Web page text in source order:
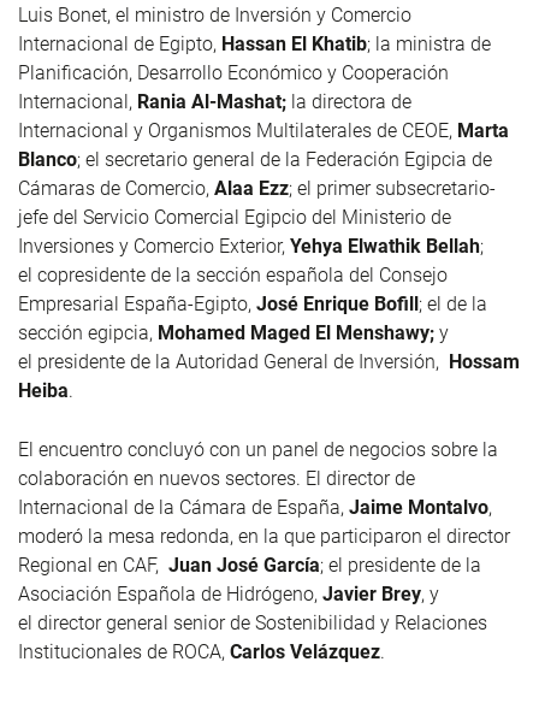
Luis Bonet, el ministro de Inversión y Comercio
Internacional de Egipto, Hassan El Khatib; la ministra de
Planificación, Desarrollo Económico y Cooperación
Internacional, Rania Al-Mashat; la directora de
Internacional y Organismos Multilaterales de CEOE, Marta
Blanco; el secretario general de la Federación Egipcia de
Cámaras de Comercio, Alaa Ezz; el primer subsecretario-
jefe del Servicio Comercial Egipcio del Ministerio de
Inversiones y Comercio Exterior, Yehya Elwathik Bellah;
el copresidente de la sección española del Consejo
Empresarial España-Egipto, José Enrique Bofill ; el de la
sección egipcia, Mohamed Maged El Menshawy; y
el presidente de la Autoridad General de Inversión, Hossam
Heiba.
El encuentro concluyó con un panel de negocios sobre la
colaboración en nuevos sectores. El director de
Internacional de la Cámara de España, Jaime Montalvo,
moderó la mesa redonda, en la que participaron el director
Regional en CAF, Juan José García; el presidente de la
Asociación Española de Hidrógeno, Javier Brey, y
el director general senior de Sostenibilidad y Relaciones
Institucionales de ROCA, Carlos Velázquez.